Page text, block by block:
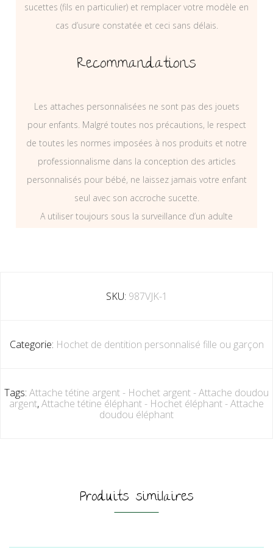
sucettes (fils en particulier) et remplacer votre modèle en
cas d’usure constatée et ceci sans délais.
Recommandations
Les attaches personnalisées ne sont pas des jouets
pour enfants. Malgré toutes nos précautions, le respect
de toutes les normes imposées à nos produits et notre
professionnalisme dans la conception des articles
personnalisés pour bébé, ne laissez jamais votre enfant
seul avec son accroche sucette.
A utiliser toujours sous la surveillance d’un adulte
SKU: 987VJK-1
Categorie: Hochet de dentition personnalisé fille ou garçon
Tags: Attache tétine argent - Hochet argent - Attache doudou
argent,Attache tétine éléphant - Hochet éléphant - Attache
doudou éléphant
Produits similaires